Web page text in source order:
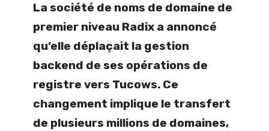
La société de noms de domaine de
premier niveau Radix a annoncé
qu’elle déplaçait la gestion
backend de ses opérations de
registre vers Tucows. Ce
changement implique le transfert
de plusieurs millions de domaines,